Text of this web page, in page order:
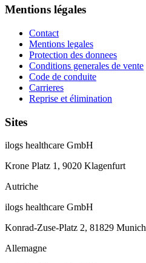
Mentions légales
Contact
Mentions legales
Protection des donnees
Conditions generales de vente
Code de conduite
Carrieres
Reprise et élimination
Sites
ilogs healthcare GmbH
Krone Platz 1, 9020 Klagenfurt
Autriche
ilogs healthcare GmbH
Konrad-Zuse-Platz 2, 81829 Munich
Allemagne